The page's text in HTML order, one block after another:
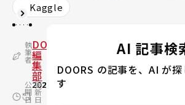
Kaggle
執
筆
者
DOORS
編
集
部
公
開
日
2023.06.23
更
新
日
2024.12.16
AI 記事検
DOORS の記事を、AI が
す